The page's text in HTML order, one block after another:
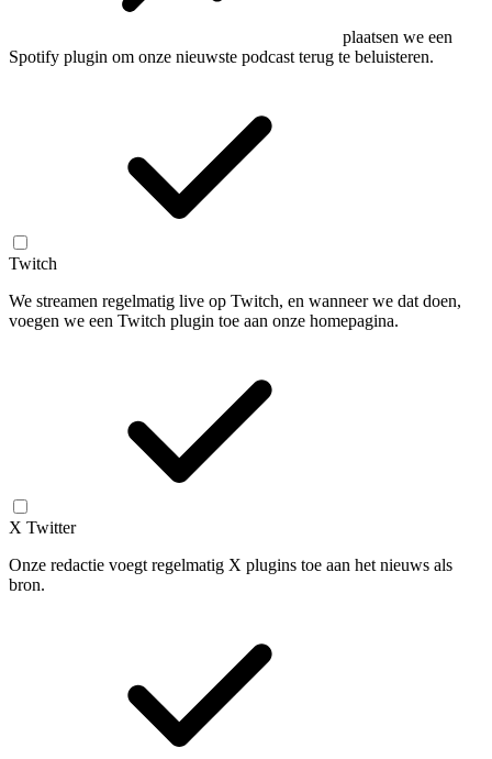
plaatsen we een
Spotify plugin om onze nieuwste podcast terug te beluisteren.
Twitch
We streamen regelmatig live op Twitch, en wanneer we dat doen,
voegen we een Twitch plugin toe aan onze homepagina.
X Twitter
Onze redactie voegt regelmatig X plugins toe aan het nieuws als
bron.